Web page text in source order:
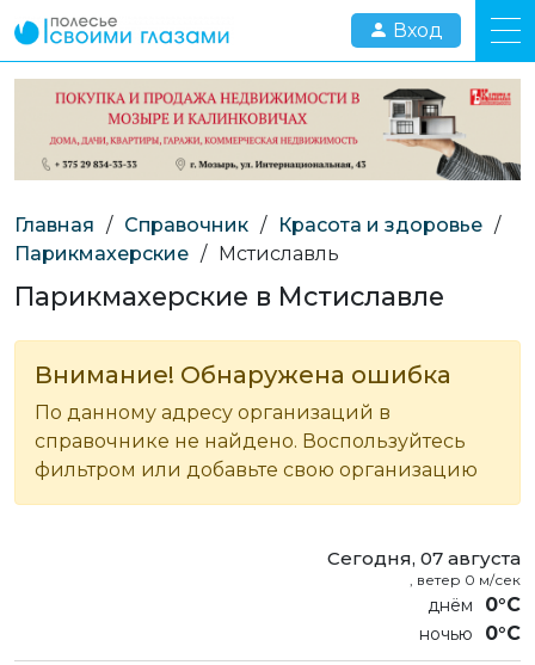
Вход
Главная / Справочник / Красота и здоровье /
Парикмахерские / Мстиславль
Парикмахерские в Мстиславле
Внимание! Обнаружена ошибка
По данному адресу организаций в
справочнике не найдено. Воспользуйтесь
фильтром или добавьте свою организацию
Сегодня, 07 августа
, ветер 0 м/сек
0°C
0°C